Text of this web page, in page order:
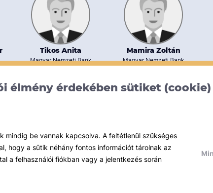
élmény érdekében sütiket (cookie)
mindig be vannak kapcsolva. A feltétlenül szükséges
hogy a sütik néhány fontos információt tárolnak az
a felhasználói fiókban vagy a jelentkezés során
Tikos Anita
Magyar Nemzeti Bank
Mamira Zoltán
Magyar Nemzeti Bank